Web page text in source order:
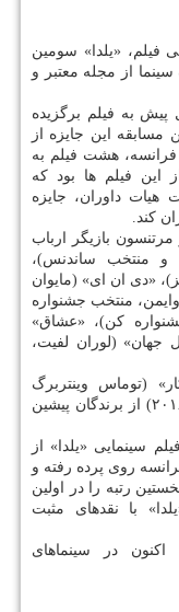
فیلم، «یلدا» سومین
از مجله معتبر و
سینمای مجله «اِل» از ۱۰ سال پیش به فیلم برگزیده
این جایزه از
از ۱۰۰ فیلم اکران پاییز ۲۰۲۰ در فرانسه، هشت فیلم به
این فیلم ها بود که
هیات داوران، جایزه
کند.
بازیگر ارباب
و منتخب ساندنس)،
«دی ان ای» (مایوان
منتخب جشنواره
کن)، «عشاق»
جهان» (لوران لفیت،
(مای وان۲۰۱۱)، «شکار» (توماس وینتربرگ
۲۰۱۲) و «جنگ سرد» (پاول پاولیکوفسکی ۲۰۱۸) از برندگان پیشین
سینمایی «یلدا» از
در سراسر فرانسه روی پرده رفته و
رتبه را در اولین
با نقدهای مثبت
در سینماهای